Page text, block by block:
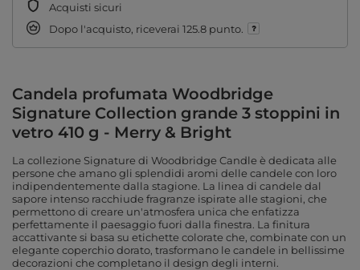
Acquisti sicuri
Dopo l'acquisto, riceverai 125.8 punto.
Candela profumata Woodbridge
Signature Collection grande 3 stoppini in
vetro 410 g - Merry & Bright
La collezione Signature di Woodbridge Candle è dedicata alle
persone che amano gli splendidi aromi delle candele con loro
indipendentemente dalla stagione. La linea di candele dal
sapore intenso racchiude fragranze ispirate alle stagioni, che
permettono di creare un'atmosfera unica che enfatizza
perfettamente il paesaggio fuori dalla finestra. La finitura
accattivante si basa su etichette colorate che, combinate con un
elegante coperchio dorato, trasformano le candele in bellissime
decorazioni che completano il design degli interni.